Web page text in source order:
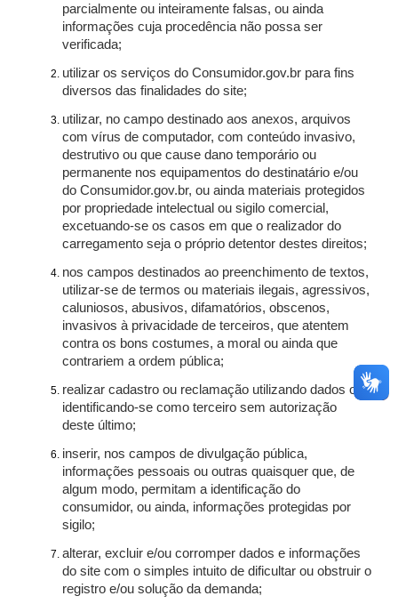
parcialmente ou inteiramente falsas, ou ainda
informações cuja procedência não possa ser
verificada;
utilizar os serviços do Consumidor.gov.br para fins
diversos das finalidades do site;
utilizar, no campo destinado aos anexos, arquivos
com vírus de computador, com conteúdo invasivo,
destrutivo ou que cause dano temporário ou
permanente nos equipamentos do destinatário e/ou
do Consumidor.gov.br, ou ainda materiais protegidos
por propriedade intelectual ou sigilo comercial,
excetuando-se os casos em que o realizador do
carregamento seja o próprio detentor destes direitos;
nos campos destinados ao preenchimento de textos,
utilizar-se de termos ou materiais ilegais, agressivos,
caluniosos, abusivos, difamatórios, obscenos,
invasivos à privacidade de terceiros, que atentem
contra os bons costumes, a moral ou ainda que
contrariem a ordem pública;
realizar cadastro ou reclamação utilizando dados ou
identificando-se como terceiro sem autorização
deste último;
inserir, nos campos de divulgação pública,
informações pessoais ou outras quaisquer que, de
algum modo, permitam a identificação do
consumidor, ou ainda, informações protegidas por
sigilo;
alterar, excluir e/ou corromper dados e informações
do site com o simples intuito de dificultar ou obstruir o
registro e/ou solução da demanda;